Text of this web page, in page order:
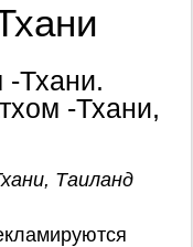
Тхани.
-Тхани,
Таиланд